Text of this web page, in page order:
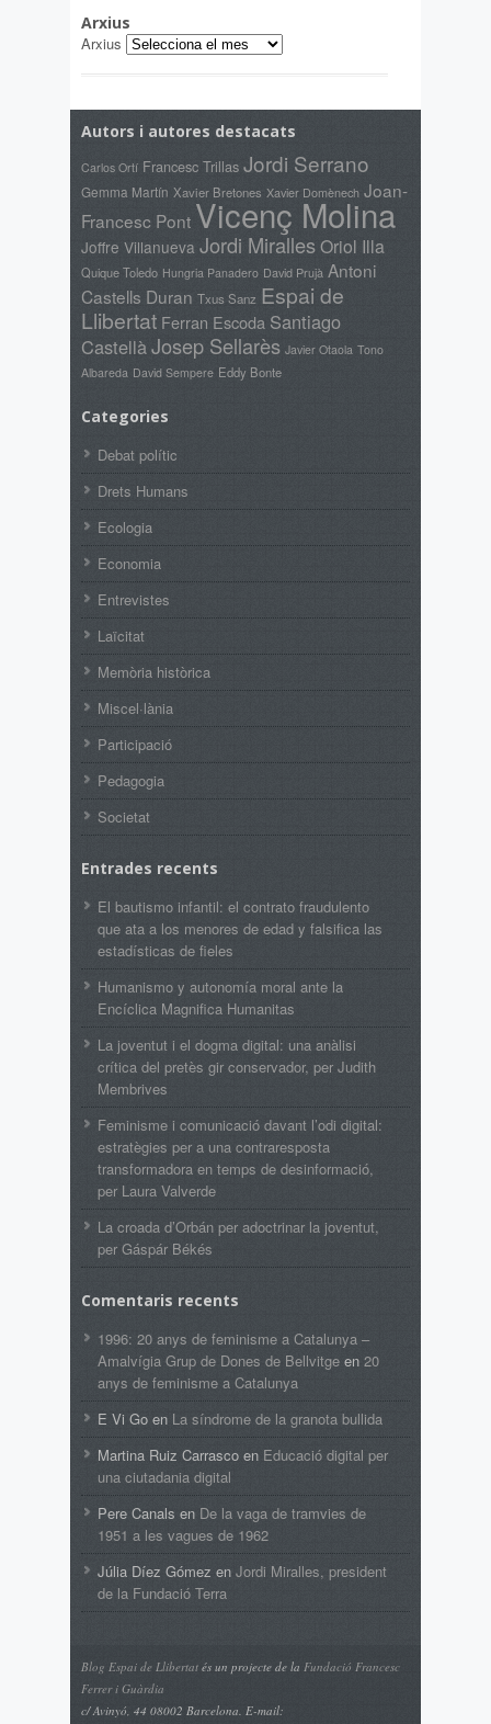
Arxius
Arxius
Autors i autores destacats
Carlos Ortí Francesc Trillas Jordi Serrano
Gemma Martín Xavier Bretones Xavier Domènech Joan-
Francesc Pont Vicenç Molina
Joffre Villanueva Jordi MirallesOriol Illa
Quique Toledo Hungria Panadero David Prujà Antoni
Castells Duran Txus Sanz Espai de
Llibertat Ferran Escoda Santiago
CastellàJosep Sellarès Javier Otaola Tono
Albareda David Sempere Eddy Bonte
Categories
Debat polític
Drets Humans
Ecologia
Economia
Entrevistes
Laïcitat
Memòria històrica
Miscel·lània
Participació
Pedagogia
Societat
Entrades recents
El bautismo infantil: el contrato fraudulento
que ata a los menores de edad y falsifica las
estadísticas de fieles
Humanismo y autonomía moral ante la
Encíclica Magnifica Humanitas
La joventut i el dogma digital: una anàlisi
crítica del pretès gir conservador, per Judith
Membrives
Feminisme i comunicació davant l’odi digital:
estratègies per a una contraresposta
transformadora en temps de desinformació,
per Laura Valverde
La croada d’Orbán per adoctrinar la joventut,
per Gáspár Békés
Comentaris recents
1996: 20 anys de feminisme a Catalunya –
Amalvígia Grup de Dones de Bellvitge en 20
anys de feminisme a Catalunya
E Vi Go en La síndrome de la granota bullida
Martina Ruiz Carrasco en Educació digital per
una ciutadania digital
Pere Canals en De la vaga de tramvies de
1951 a les vagues de 1962
Júlia Díez Gómez en Jordi Miralles, president
de la Fundació Terra
Blog Espai de Llibertat és un projecte de la Fundació Francesc
Ferrer i Guàrdia
c/ Avinyó, 44 08002 Barcelona. E-mail: